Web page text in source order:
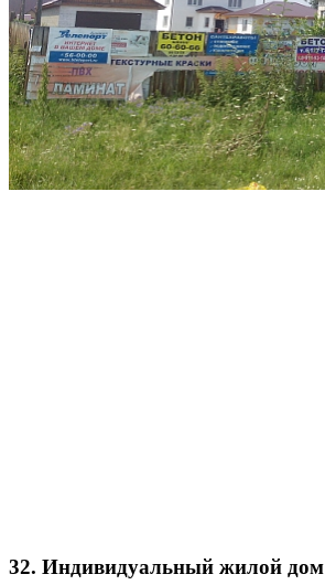
32. Индивидуальный жилой дом